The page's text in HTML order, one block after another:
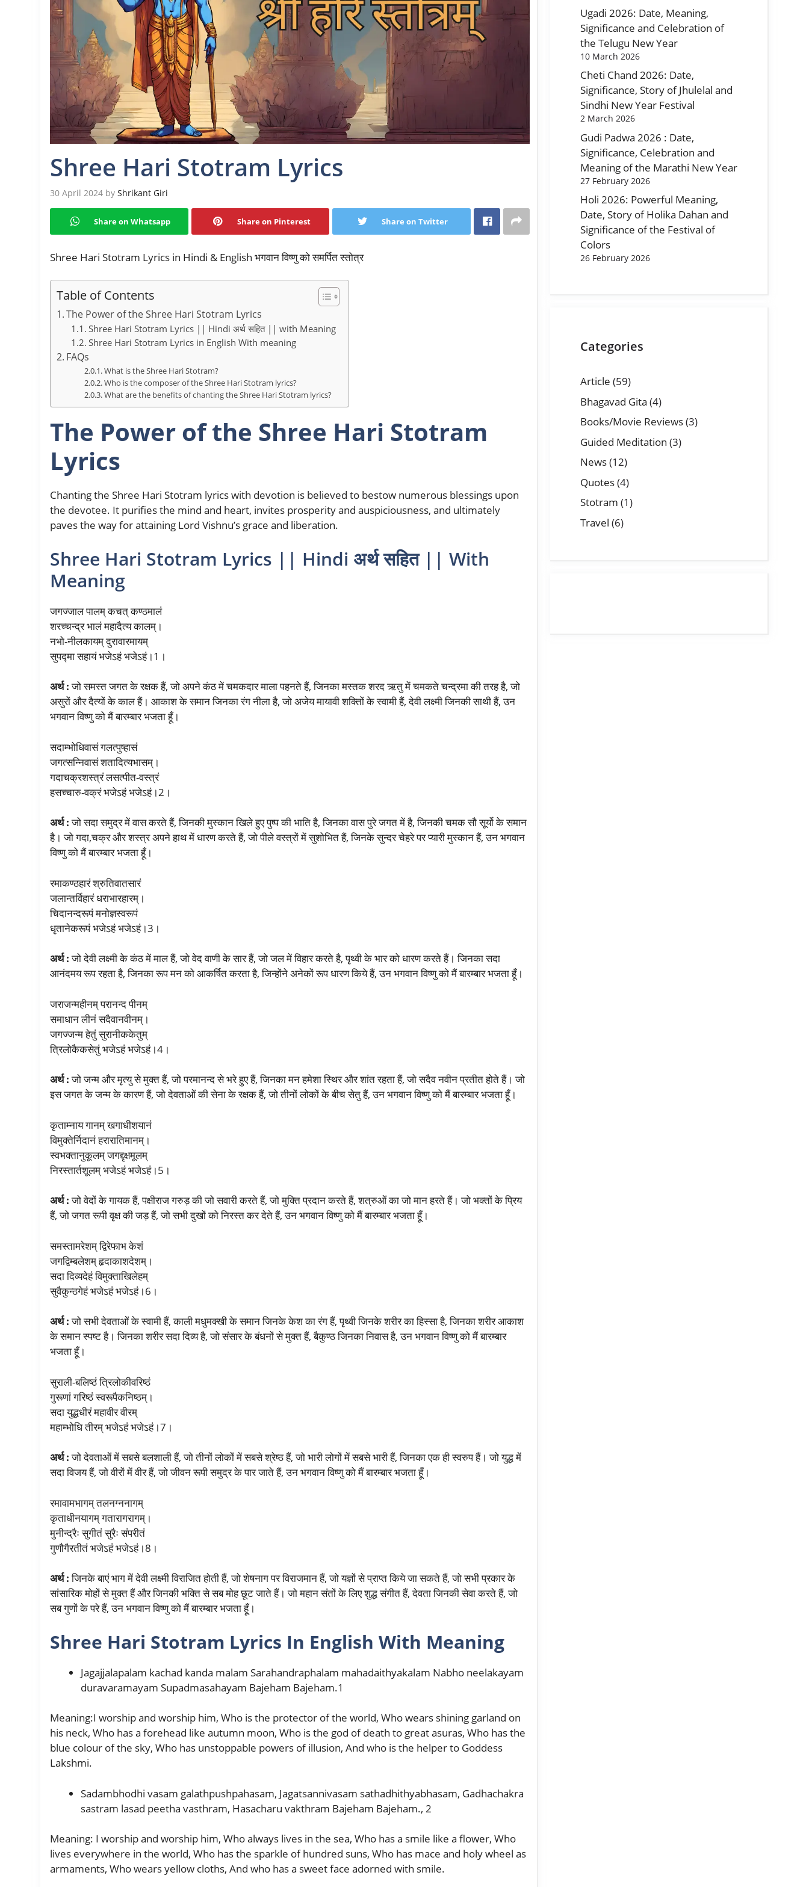
Shree Hari Stotram Lyrics
30 April 2024 by Shrikant Giri
Share on Whatsapp Share on Pinterest Share on Twitter
Shree Hari Stotram Lyrics in Hindi & English भगवान विष्णु को समर्पित स्तोत्र
Table of Contents
The Power of the Shree Hari Stotram Lyrics
Shree Hari Stotram Lyrics || Hindi अर्थ सहित || with Meaning
Shree Hari Stotram Lyrics in English With meaning
FAQs
What is the Shree Hari Stotram?
Who is the composer of the Shree Hari Stotram lyrics?
What are the benefits of chanting the Shree Hari Stotram lyrics?
The Power of the Shree Hari Stotram
Lyrics
Chanting the Shree Hari Stotram lyrics with devotion is believed to bestow numerous blessings upon
the devotee. It purifies the mind and heart, invites prosperity and auspiciousness, and ultimately
paves the way for attaining Lord Vishnu’s grace and liberation.
Shree Hari Stotram Lyrics || Hindi अर्थ सहित || With
Meaning
जगज्जाल पालम् कचत् कण्ठमालं
शरच्चन्द्र भालं महादैत्य कालम्।
नभो-नीलकायम् दुरावारमायम्
सुपद्मा सहायं भजेऽहं भजेऽहं।1।
अर्थ :जो समस्त जगत के रक्षक हैं, जो अपने कंठ में चमकदार माला पहनते हैं, जिनका मस्तक शरद ऋतु में चमकते चन्द्रमा की तरह है, जो
असुरों और दैत्यों के काल हैं। आकाश के समान जिनका रंग नीला है, जो अजेय मायावी शक्तिों के स्वामी हैं, देवी लक्ष्मी जिनकी साथी हैं, उन
भगवान विष्णु को मैं बारम्बार भजता हूँ।
सदाम्भोधिवासं गलत्पुष्हासं
जगत्सन्निवासं शतादित्यभासम्।
गदाचक्रशस्त्रं लसत्पीत-वस्त्रं
हसच्चारु-वक्रं भजेऽहं भजेऽहं।2।
अर्थ :जो सदा समुद्र में वास करते हैं, जिनकी मुस्कान खिले हुए पुष्प की भाति है, जिनका वास पुरे जगत में है, जिनकी चमक सौ सूर्यो के समान
है। जो गदा,चक्र और शस्त्र अपने हाथ में धारण करते हैं, जो पीले वस्त्रों में सुशोभित हैं, जिनके सुन्दर चेहरे पर प्यारी मुस्कान हैं, उन भगवान
विष्णु को मैं बारम्बार भजता हूँ।
रमाकण्ठहारं श्रुतिवातसारं
जलान्तर्विहारं धराभारहारम्।
चिदानन्दरूपं मनोज्ञस्वरूपं
धृतानेकरूपं भजेऽहं भजेऽहं।3।
अर्थ :जो देवी लक्ष्मी के कंठ में माल हैं, जो वेद वाणी के सार हैं, जो जल में विहार करते है, पृथ्वी के भार को धारण करते हैं। जिनका सदा
आनंदमय रूप रहता है, जिनका रूप मन को आकर्षित करता है, जिन्होंने अनेकों रूप धारण किये हैं, उन भगवान विष्णु को मैं बारम्बार भजता हूँ।
जराजन्महीनम् परानन्द पीनम्
समाधान लीनं सदैवानवीनम्।
जगज्जन्म हेतुं सुरानीककेतुम्
त्रिलोकैकसेतुं भजेऽहं भजेऽहं।4।
अर्थ :जो जन्म और मृत्यु से मुक्त हैं, जो परमानन्द से भरे हुए हैं, जिनका मन हमेशा स्थिर और शांत रहता हैं, जो सदैव नवीन प्रतीत होते हैं। जो
इस जगत के जन्म के कारण हैं, जो देवताओं की सेना के रक्षक हैं, जो तीनों लोकों के बीच सेतु हैं, उन भगवान विष्णु को मैं बारम्बार भजता हूँ।
कृताम्नाय गानम् खगाधीशयानं
विमुक्तेर्निदानं हरारातिमानम्।
स्वभक्तानुकूलम् जगद्दृक्षमूलम्
निरस्तार्तशूलम् भजेऽहं भजेऽहं।5।
अर्थ :जो वेदों के गायक हैं, पक्षीराज गरुड़ की जो सवारी करते हैं, जो मुक्ति प्रदान करते हैं, शत्रुओं का जो मान हरते हैं। जो भक्तों के प्रिय
हैं, जो जगत रूपी वृक्ष की जड़ हैं, जो सभी दुखों को निरस्त कर देते हैं, उन भगवान विष्णु को मैं बारम्बार भजता हूँ।
समस्तामरेशम् द्विरेफाभ केशं
जगद्विम्बलेशम् हृदाकाशदेशम्।
सदा दिव्यदेहं विमुक्ताखिलेहम्
सुवैकुन्ठगेहं भजेऽहं भजेऽहं।6।
अर्थ :जो सभी देवताओं के स्वामी हैं, काली मधुमक्खी के समान जिनके केश का रंग हैं, पृथ्वी जिनके शरीर का हिस्सा है, जिनका शरीर आकाश
के समान स्पष्ट है। जिनका शरीर सदा दिव्य है, जो संसार के बंधनों से मुक्त हैं, बैकुण्ठ जिनका निवास है, उन भगवान विष्णु को मैं बारम्बार
भजता हूँ।
सुराली-बलिष्ठं त्रिलोकीवरिष्ठं
गुरूणां गरिष्ठं स्वरूपैकनिष्ठम्।
सदा युद्धधीरं महावीर वीरम्
महाम्भोधि तीरम् भजेऽहं भजेऽहं।7।
अर्थ :जो देवताओं में सबसे बलशाली हैं, जो तीनों लोकों में सबसे श्रेष्ठ हैं, जो भारी लोगों में सबसे भारी हैं, जिनका एक ही स्वरुप हैं। जो युद्ध में
सदा विजय हैं, जो वीरों में वीर हैं, जो जीवन रूपी समुद्र के पार जाते हैं, उन भगवान विष्णु को मैं बारम्बार भजता हूँ।
रमावामभागम् तलनग्ननागम्
कृताधीनयागम् गतारागरागम्।
मुनीन्द्रैः सुगीतं सुरैः संपरीतं
गुणौगैरतीतं भजेऽहं भजेऽहं।8।
अर्थ :जिनके बाएं भाग में देवी लक्ष्मी विराजित होती हैं, जो शेषनाग पर विराजमान हैं, जो यज्ञों से प्राप्त किये जा सकते हैं, जो सभी प्रकार के
सांसारिक मोहों से मुक्त हैं और जिनकी भक्ति से सब मोह छूट जाते हैं। जो महान संतों के लिए शुद्ध संगीत हैं, देवता जिनकी सेवा करते हैं, जो
सब गुणों के परे हैं, उन भगवान विष्णु को मैं बारम्बार भजता हूँ।
Shree Hari Stotram Lyrics In English With Meaning
Jagajjalapalam kachad kanda malam Sarahandraphalam mahadaithyakalam Nabho neelakayam
duravaramayam Supadmasahayam Bajeham Bajeham.1
Meaning:I worship and worship him, Who is the protector of the world, Who wears shining garland on
his neck, Who has a forehead like autumn moon, Who is the god of death to great asuras, Who has the
blue colour of the sky, Who has unstoppable powers of illusion, And who is the helper to Goddess
Lakshmi.
Sadambhodhi vasam galathpushpahasam, Jagatsannivasam sathadhithyabhasam, Gadhachakra
sastram lasad peetha vasthram, Hasacharu vakthram Bajeham Bajeham., 2
Meaning: I worship and worship him, Who always lives in the sea, Who has a smile like a flower, Who
lives everywhere in the world, Who has the sparkle of hundred suns, Who has mace and holy wheel as
armaments, Who wears yellow cloths, And who has a sweet face adorned with smile.
Ugadi 2026: Date, Meaning,
Significance and Celebration of
the Telugu New Year
10 March 2026
Cheti Chand 2026: Date,
Significance, Story of Jhulelal and
Sindhi New Year Festival
2 March 2026
Gudi Padwa 2026 : Date,
Significance, Celebration and
Meaning of the Marathi New Year
27 February 2026
Holi 2026: Powerful Meaning,
Date, Story of Holika Dahan and
Significance of the Festival of
Colors
26 February 2026
Categories
Article (59)
Bhagavad Gita (4)
Books/Movie Reviews(3)
Guided Meditation (3)
News(12)
Quotes(4)
Stotram (1)
Travel (6)